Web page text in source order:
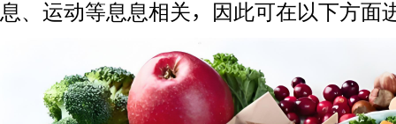
息、运动等息息相关，因此可在以下方面